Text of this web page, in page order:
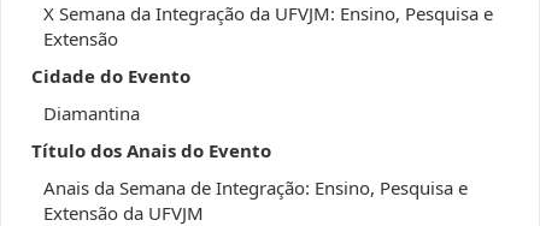
X Semana da Integração da UFVJM: Ensino, Pesquisa e
Extensão
Cidade do Evento
Diamantina
Título dos Anais do Evento
Anais da Semana de Integração: Ensino, Pesquisa e
Extensão da UFVJM